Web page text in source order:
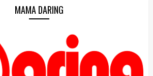
MAMA DARING